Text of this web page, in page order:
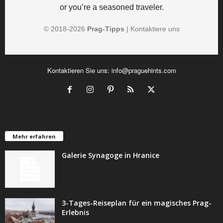
or you’re a seasoned traveler.
© 2018-2026 Prag-Tipps | Kontaktiere uns
Kontaktieren Sie uns: info@praguehints.com
Mehr erfahren
Galerie Synagoge in Hranice
3-Tages-Reiseplan für ein magisches Prag-
Erlebnis